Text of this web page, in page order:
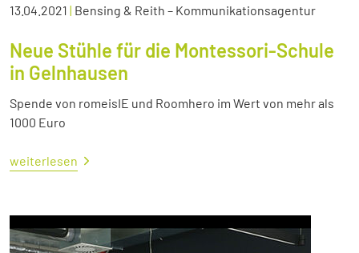
13.04.2021 | Bensing & Reith – Kommunikationsagentur
Neue Stühle für die Montessori-Schule
in Gelnhausen
Spende von romeisIE und Roomhero im Wert von mehr als
1000 Euro
weiterlesen